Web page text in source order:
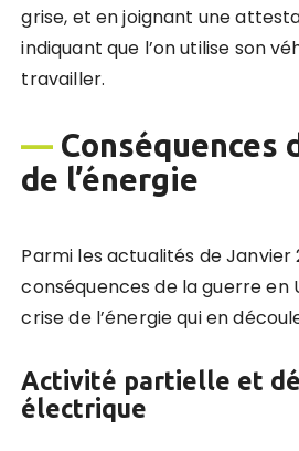
grise, et en joignant une
indiquant que l’on utilise son
travailler.
— Conséquences
de l’énergie
Parmi les actualités de Janvier
conséquences de la guerre en
crise de l’énergie qui en
Activité partielle et
électrique